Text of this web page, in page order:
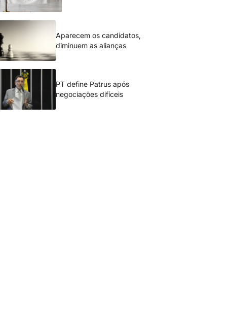
Aparecem os candidatos,
diminuem as alianças
PT define Patrus após
negociações difíceis